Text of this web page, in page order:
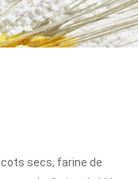
secs, farine de